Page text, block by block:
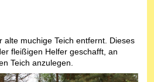
alte muchige Teich entfernt. Dieses
fleißigen Helfer geschafft, an
Teich anzulegen.